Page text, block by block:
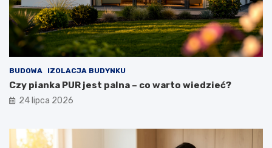
BUDOWA IZOLACJA BUDYNKU
Czy pianka PUR jest palna – co warto wiedzieć?
24 lipca 2026